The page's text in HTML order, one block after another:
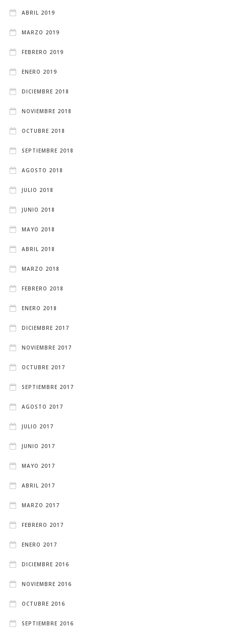
ABRIL 2019
MARZO 2019
FEBRERO 2019
ENERO 2019
DICIEMBRE 2018
NOVIEMBRE 2018
OCTUBRE 2018
SEPTIEMBRE 2018
AGOSTO 2018
JULIO 2018
JUNIO 2018
MAYO 2018
ABRIL 2018
MARZO 2018
FEBRERO 2018
ENERO 2018
DICIEMBRE 2017
NOVIEMBRE 2017
OCTUBRE 2017
SEPTIEMBRE 2017
AGOSTO 2017
JULIO 2017
JUNIO 2017
MAYO 2017
ABRIL 2017
MARZO 2017
FEBRERO 2017
ENERO 2017
DICIEMBRE 2016
NOVIEMBRE 2016
OCTUBRE 2016
SEPTIEMBRE 2016